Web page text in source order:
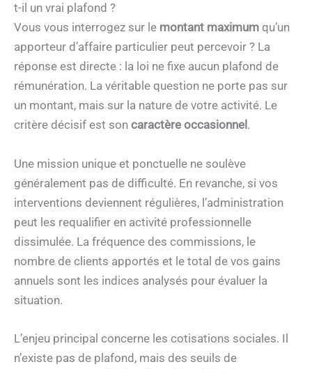
t-il un vrai plafond ?
Vous vous interrogez sur le montant maximum qu’un
apporteur d’affaire particulier peut percevoir ? La
réponse est directe : la loi ne fixe aucun plafond de
rémunération. La véritable question ne porte pas sur
un montant, mais sur la nature de votre activité. Le
critère décisif est son caractère occasionnel .
Une mission unique et ponctuelle ne soulève
généralement pas de difficulté. En revanche, si vos
interventions deviennent régulières, l’administration
peut les requalifier en activité professionnelle
dissimulée. La fréquence des commissions, le
nombre de clients apportés et le total de vos gains
annuels sont les indices analysés pour évaluer la
situation.
L’enjeu principal concerne les cotisations sociales. Il
n’existe pas de plafond, mais des seuils de